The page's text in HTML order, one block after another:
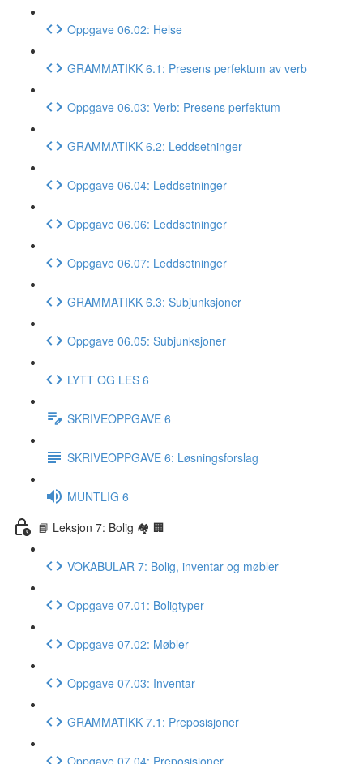
Oppgave 06.02: Helse
GRAMMATIKK 6.1: Presens perfektum av verb
Oppgave 06.03: Verb: Presens perfektum
GRAMMATIKK 6.2: Leddsetninger
Oppgave 06.04: Leddsetninger
Oppgave 06.06: Leddsetninger
Oppgave 06.07: Leddsetninger
GRAMMATIKK 6.3: Subjunksjoner
Oppgave 06.05: Subjunksjoner
LYTT OG LES 6
SKRIVEOPPGAVE 6
SKRIVEOPPGAVE 6: Løsningsforslag
MUNTLIG 6
📘 Leksjon 7: Bolig 🏘 🏢
VOKABULAR 7: Bolig, inventar og møbler
Oppgave 07.01: Boligtyper
Oppgave 07.02: Møbler
Oppgave 07.03: Inventar
GRAMMATIKK 7.1: Preposisjoner
Oppgave 07.04: Preposisjoner